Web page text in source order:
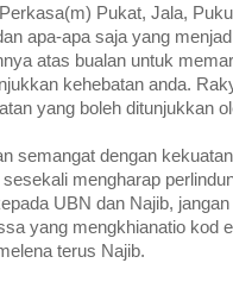
Pukat, Jala,
apa-apa saja yang
atas bualan untuk
kehebatan anda.
yang boleh ditunjukkan
semangat dengan
mengharap
UBN dan Najib,
yang mengkhianatio kod
terus Najib.